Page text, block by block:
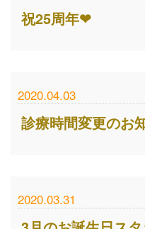
祝25周年❤
2020.04.03
診療時間変更のお
2020.03.31